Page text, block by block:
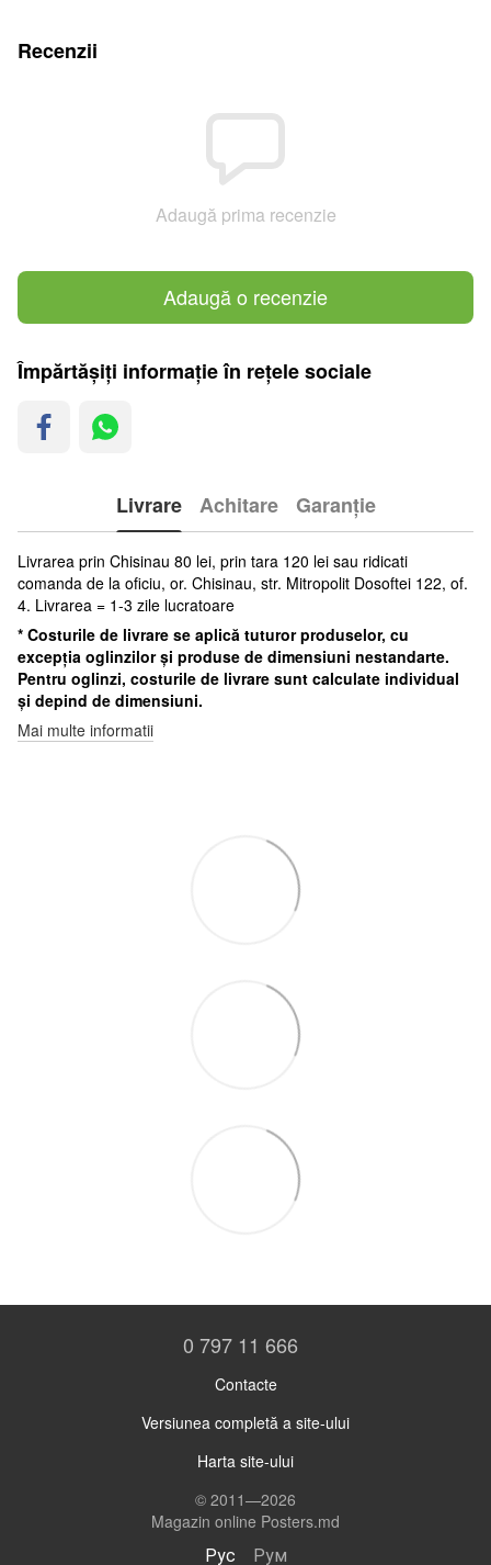
Recenzii
Adaugă prima recenzie
Adaugă o recenzie
Împărtășiți informație în rețele sociale
Livrare Achitare Garanție
Livrarea prin Chisinau 80 lei, prin tara 120 lei sau ridicati
comanda de la oficiu, or. Chisinau, str. Mitropolit Dosoftei 122, of.
4. Livrarea = 1-3 zile lucratoare
* Costurile de livrare se aplică tuturor produselor, cu
excepția oglinzilor și produse de dimensiuni nestandarte.
Pentru oglinzi, costurile de livrare sunt calculate individual
și depind de dimensiuni.
Mai multe informatii
0 797 11 666
Contacte
Versiunea completă a site-ului
Harta site-ului
© 2011—2026
Magazin online Posters.md
Рус Рум